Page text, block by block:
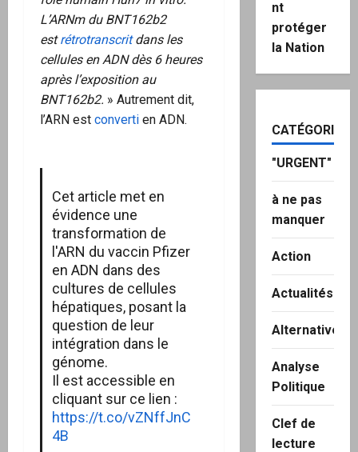
L’ARNm du BNT162b2
estrétrotranscritdans les
cellules en ADN dès 6 heures
après l’exposition au
BNT162b2. » Autrement dit,
l’ARN est converti en ADN.
Cet article met en
évidence une
transformation de
l'ARN du vaccin Pfizer
en ADN dans des
cultures de cellules
hépatiques, posant la
question de leur
intégration dans le
génome.
Il est accessible en
cliquant sur ce lien :
https://t.co/vZNffJnC
4B
nt
protéger
la Nation
CATÉGORIES
"URGENT"
à ne pas
manquer
Action
Actualités
Alternatives
Analyse
Politique
Clef de
lecture